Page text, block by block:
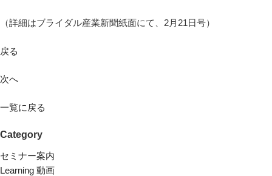
（詳細はブライダル産業新聞紙面にて、2月21日号）
戻る
次へ
一覧に戻る
Category
セミナー案内
Learning 動画